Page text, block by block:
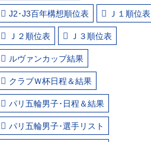
J2･J3百年構想順位表 Ｊ１順位表
Ｊ２順位表 Ｊ３順位表
ルヴァンカップ結果
クラブＷ杯日程＆結果
パリ五輪男子･日程＆結果
パリ五輪男子･選手リスト